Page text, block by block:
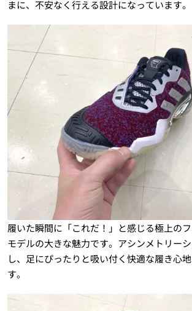
まに、不安なく行える設計になっています。
履いた瞬間に「これだ！」と感じる極上の
モデルの大きな魅力です。アシンメトリー
し、足にぴったりと吸い付く快適な履き心
す。